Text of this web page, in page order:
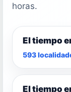
horas.
El tiempo
593
El tiempo